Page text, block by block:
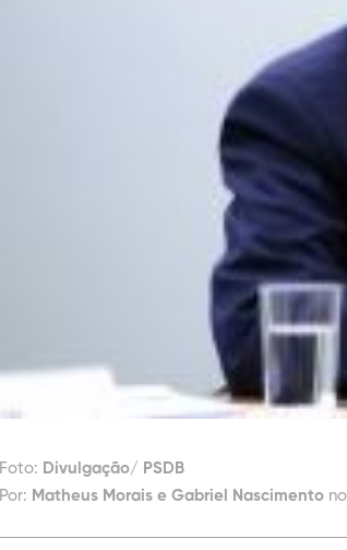
Foto: Divulgação/ PSDB
Por: Matheus Morais e Gabriel Nascimento